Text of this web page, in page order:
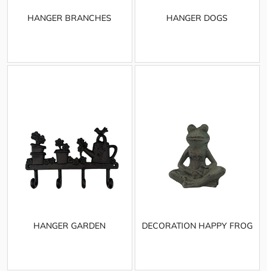
HANGER BRANCHES HANGER DOGS
HANGER GARDEN DECORATION HAPPY FROG